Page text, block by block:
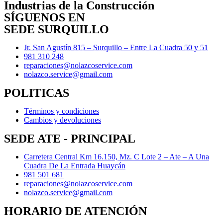
Industrias de la Construcción
SÍGUENOS EN
SEDE SURQUILLO
Jr. San Agustín 815 – Surquillo – Entre La Cuadra 50 y 51
981 310 248
reparaciones@nolazcoservice.com
nolazco.service@gmail.com
POLITICAS
Términos y condiciones
Cambios y devoluciones
SEDE ATE - PRINCIPAL
Carretera Central Km 16.150, Mz. C Lote 2 – Ate – A Una
Cuadra De La Entrada Huaycán
981 501 681
reparaciones@nolazcoservice.com
nolazco.service@gmail.com
HORARIO DE ATENCIÓN